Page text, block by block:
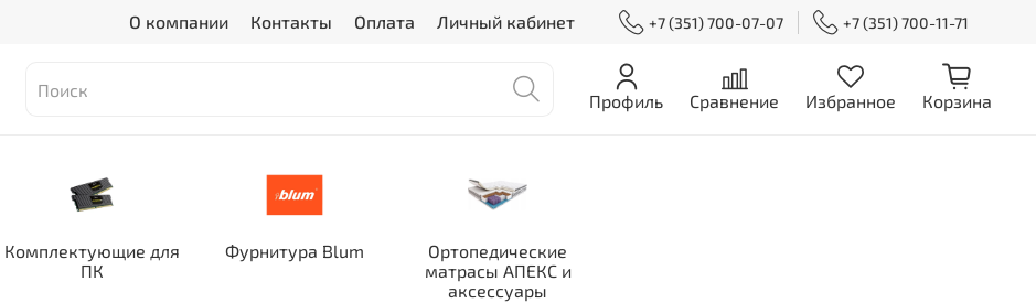
О компании Контакты Оплата Личный кабинет +7 (351) 700-07-07 +7 (351) 700-11-71
Профиль Сравнение Избранное Корзина
Комплектующие для
ПК
Фурнитура Blum
Ортопедические
матрасы АПЕКС и
аксессуары